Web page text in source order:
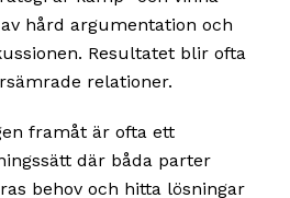
hård argumentation och
Resultatet blir ofta
relationer.
framåt är ofta ett
där båda parter
behov och hitta lösningar